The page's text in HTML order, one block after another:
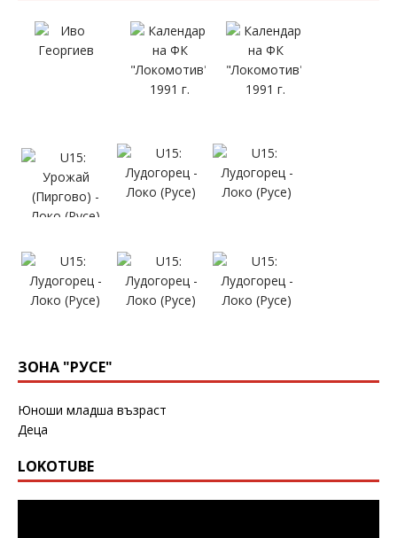
ЗОНА "РУСЕ"
Юноши младша възраст
Деца
LOKOTUBE